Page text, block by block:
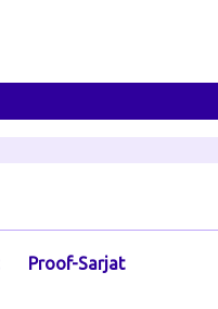
Proof-Sarjat